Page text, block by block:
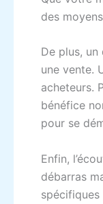
des
De plus,
une vente.
acheteurs.
bénéfice
pour se
Enfin,
débarras
spécifiques